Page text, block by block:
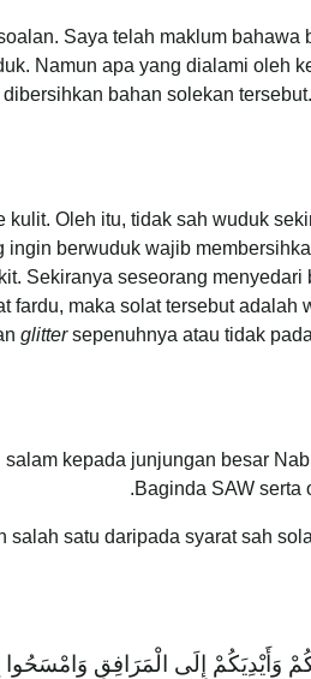
Saya telah maklum
Namun apa yang dialami oleh
bahan solekan
Oleh itu, tidak sah wuduk
berwuduk wajib
Sekiranya seseorang menyedari
maka solat tersebut
glittersepenuhnya atau tidak
kepada junjungan besar
Baginda SAW serta
satu daripada syarat sah
وَأَيْدِيَكُمْ إِلَى الْمَرَافِقِ